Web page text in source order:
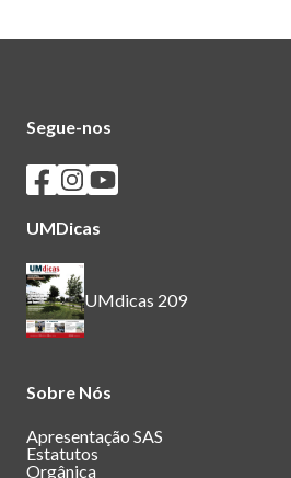
Segue-nos
Seguir os SASUM no Facebook
Seguir os SASUM no Instagram
Seguir os SASUM no
UMDicas
UMdicas 209
Sobre Nós
Apresentação SAS
Estatutos
Orgânica